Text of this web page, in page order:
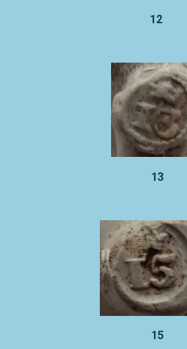
12
13
15